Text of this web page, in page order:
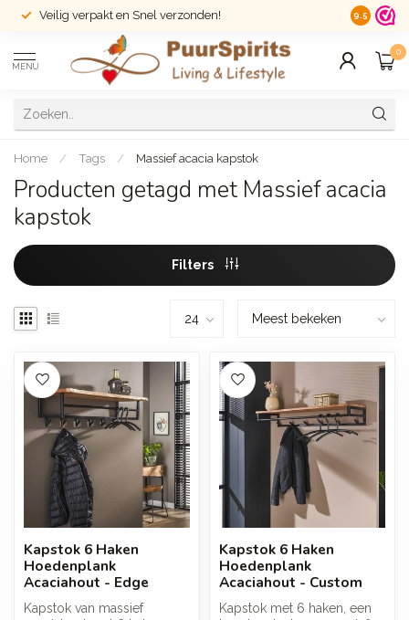
Veilig verpakt en Snel verzonden! 14 dagen
9.5
MENU
0
Home / Tags / Massief acacia kapstok
Producten getagd met Massief acacia
kapstok
Filters
Kapstok 6 Haken
Hoedenplank
Acaciahout - Edge
Kapstok van massief
Kapstok 6 Haken
Hoedenplank
Acaciahout - Custom
Kapstok met 6 haken, een